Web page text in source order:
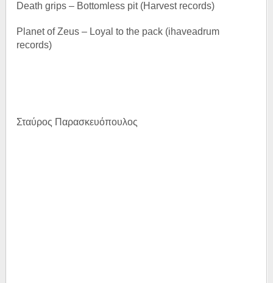
Death grips – Bottomless pit (Harvest records)
Planet of Ζeus – Loyal to the pack (ihaveadrum
records)
Σταύρος Παρασκευόπουλος